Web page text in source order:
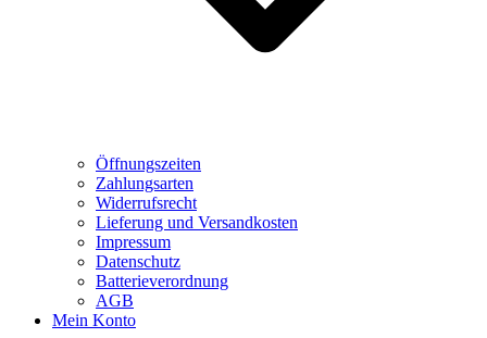
Öffnungszeiten
Zahlungsarten
Widerrufsrecht
Lieferung und Versandkosten
Impressum
Datenschutz
Batterieverordnung
AGB
Mein Konto